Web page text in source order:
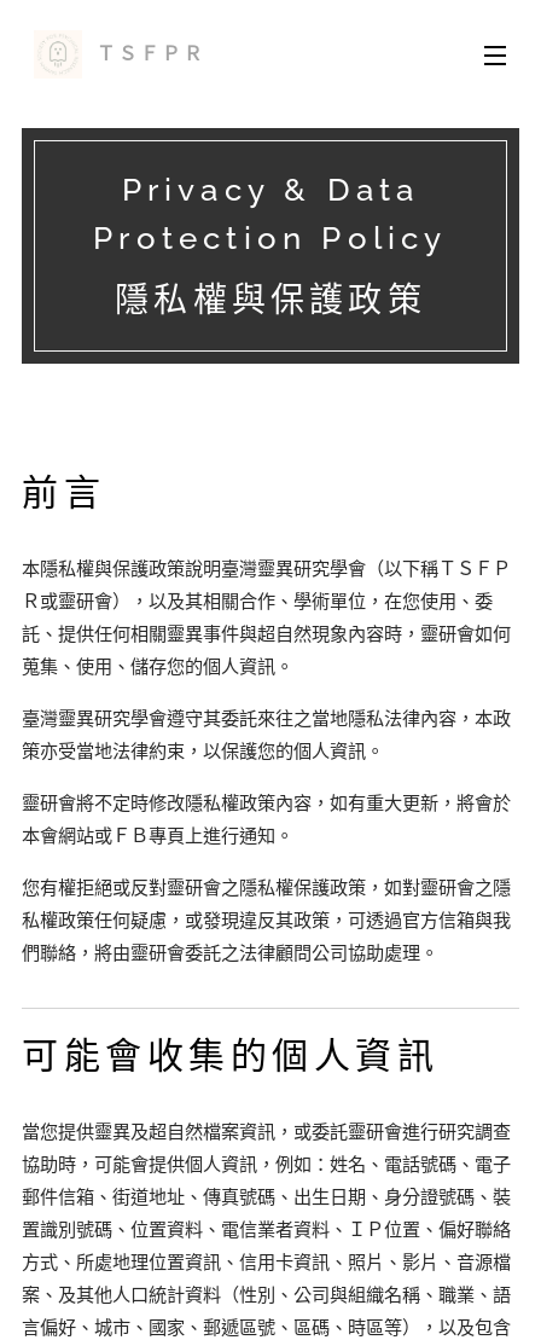
ＴＳＦＰＲ
Privacy & Data
Protection Policy
隱私權與保護政策
前言
本隱私權與保護政策說明臺灣靈異研究學會（以下稱ＴＳＦＰ
Ｒ或靈研會），以及其相關合作、學術單位，在您使用、委
託、提供任何相關靈異事件與超自然現象內容時，靈研會如何
蒐集、使用、儲存您的個人資訊。
臺灣靈異研究學會遵守其委託來往之當地隱私法律內容，本政
策亦受當地法律約束，以保護您的個人資訊。
靈研會將不定時修改隱私權政策內容，如有重大更新，將會於
本會網站或ＦＢ專頁上進行通知。
您有權拒絕或反對靈研會之隱私權保護政策，如對靈研會之隱
私權政策任何疑慮，或發現違反其政策，可透過官方信箱與我
們聯絡，將由靈研會委託之法律顧問公司協助處理。
可能會收集的個人資訊
當您提供靈異及超自然檔案資訊，或委託靈研會進行研究調查
協助時，可能會提供個人資訊，例如：姓名、電話號碼、電子
郵件信箱、街道地址、傳真號碼、出生日期、身分證號碼、裝
置識別號碼、位置資料、電信業者資料、ＩＰ位置、偏好聯絡
方式、所處地理位置資訊、信用卡資訊、照片、影片、音源檔
案、及其他人口統計資料（性別、公司與組織名稱、職業、語
言偏好、城市、國家、郵遞區號、區碼、時區等），以及包含